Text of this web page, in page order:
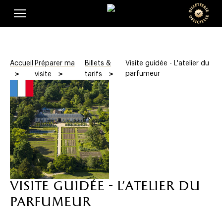
main
e
f
f
i
c
i
e
l
l
Accueil
Préparer ma
visite
Billets &
tarifs
Visite guidée - L'atelier du
parfumeur
visite guidée - l'atelier du
parfumeur